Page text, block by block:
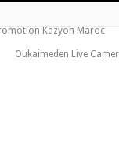
Kazyon Maroc